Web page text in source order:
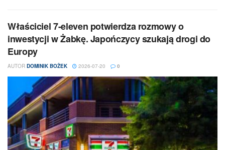
Właściciel 7-eleven potwierdza rozmowy o
inwestycji w Żabkę. Japończycy szukają drogi do
Europy
AUTOR DOMINIK BOŻEK 2026-07-20 0